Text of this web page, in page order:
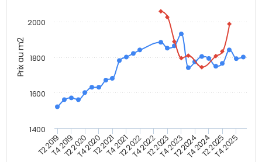
Prix au m2
T2 2019T4 2019T2 2020T4 2020T2 2021T4 2021T2 2022T4 2022T2 2023T4 2023T2 2024T4 2024T2 2025T4 2025
1400
1600
1800
2000